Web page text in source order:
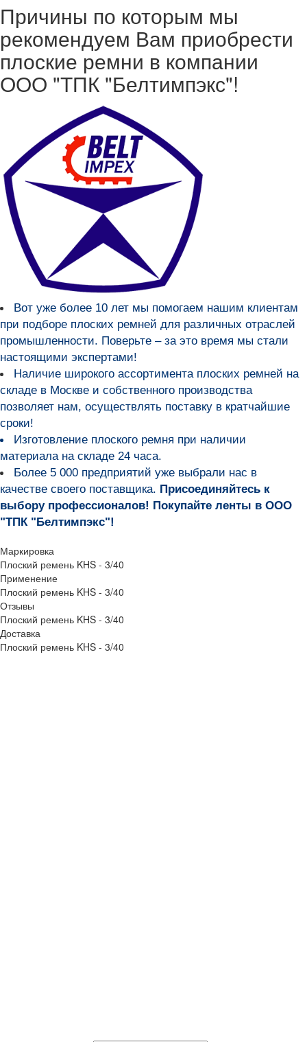
Причины по которым мы
рекомендуем Вам приобрести
плоские ремни в компании
ООО "ТПК "Белтимпэкс"!
Вот уже более 10 лет мы помогаем нашим клиентам
при подборе плоских ремней для различных отраслей
промышленности. Поверьте – за это время мы стали
настоящими экспертами!
Наличие широкого ассортимента плоских ремней на
складе в Москве и собственного производства
позволяет нам, осуществлять поставку в кратчайшие
сроки!
Изготовление плоского ремня при наличии
материала на складе 24 часа.
Более 5 000 предприятий уже выбрали нас в
качестве своего поставщика. Присоединяйтесь к
выбору профессионалов! Покупайте ленты в ООО
"ТПК "Белтимпэкс"!
Маркировка
Плоский ремень KHS - 3/40
Применение
Плоский ремень KHS - 3/40
Отзывы
Плоский ремень KHS - 3/40
Доставка
Плоский ремень KHS - 3/40